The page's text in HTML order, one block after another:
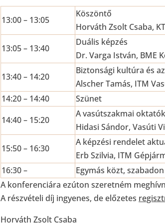
13:00 – 13:05
Köszöntő
Horváth Zsolt Csaba,
13:05 – 13:40
Duális képzés
Dr. Varga István, BME
13:40 – 14:20
Biztonsági kultúra és
Alscher Tamás, ITM
14:20 – 14:40
Szünet
14:40 – 15:20
A vasútszakmai
Hidasi Sándor, Vasúti
15:50 – 16:30
A képzési rendelet
Erb Szilvia, ITM
16:30 –
Egymás közt,
A konferenciára ezúton szeretném
A részvételi díj ingyenes, de előzetes
Horváth Zsolt Csaba